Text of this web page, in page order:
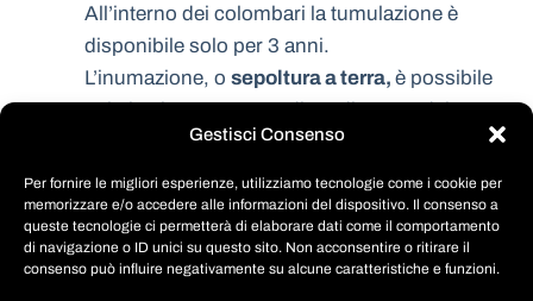
Gestisci Consenso
Per fornire le migliori esperienze, utilizziamo tecnologie come i cookie per
memorizzare e/o accedere alle informazioni del dispositivo. Il consenso a
queste tecnologie ci permetterà di elaborare dati come il comportamento
di navigazione o ID unici su questo sito. Non acconsentire o ritirare il
consenso può influire negativamente su alcune caratteristiche e funzioni.
All’interno dei colombari la tumulazione è
disponibile solo per 3 anni.
L’inumazione, o sepoltura a terra, è possibile
cimiteri. E’ possibile seporre sia il feretro che
l’urna ceneraria. Lo spazio occupato dalla
salma è vostro per dieci anni, dopo di che si
passera alla esumazione ordinaria ed alla
eventuale riassegnazione del posto.